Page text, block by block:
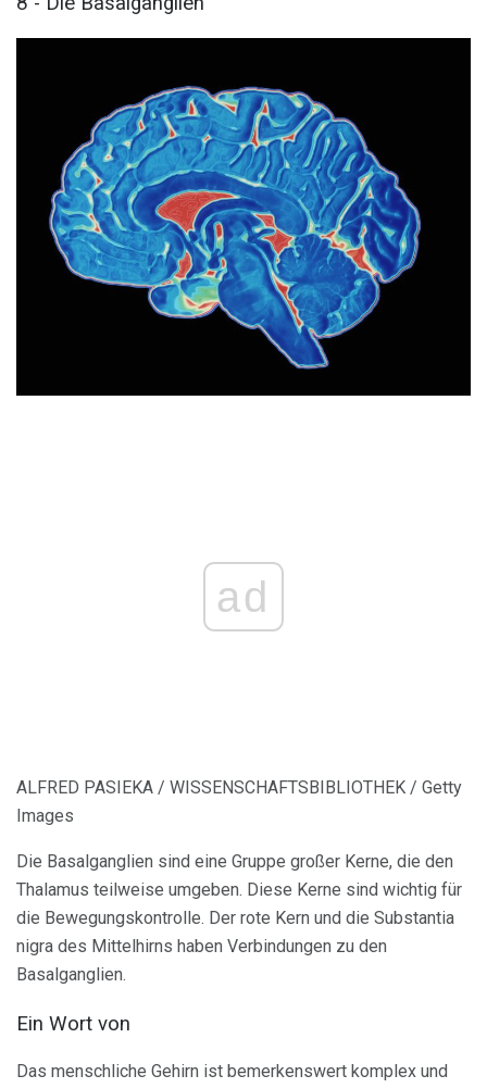
ad
ALFRED PASIEKA / WISSENSCHAFTSBIBLIOTHEK / Getty
Images
Die Basalganglien sind eine Gruppe großer Kerne, die den
Thalamus teilweise umgeben. Diese Kerne sind wichtig für
die Bewegungskontrolle. Der rote Kern und die Substantia
nigra des Mittelhirns haben Verbindungen zu den
Basalganglien.
Ein Wort von
Das menschliche Gehirn ist bemerkenswert komplex und